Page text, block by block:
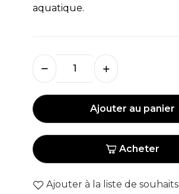
aquatique.
Ajouter au panier
Acheter
Ajouter à la liste de souhaits